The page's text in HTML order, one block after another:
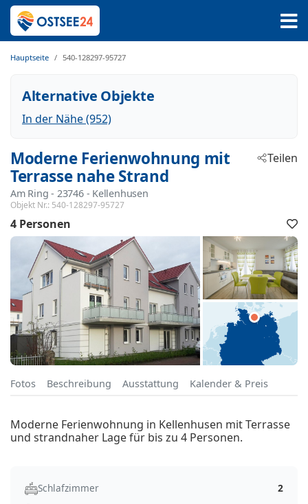
Hauptseite 540-128297-95727
Alternative Objekte
In der Nähe (952)
Moderne Ferienwohnung mit
Terrasse nahe Strand
Am Ring - 23746 - Kellenhusen
Objekt Nr.: 540-128297-95727
Teilen
4 Personen
Fotos Beschreibung Ausstattung Kalender & Preis
Moderne Ferienwohnung in Kellenhusen mit Terrasse
und strandnaher Lage für bis zu 4 Personen.
Schlafzimmer
2